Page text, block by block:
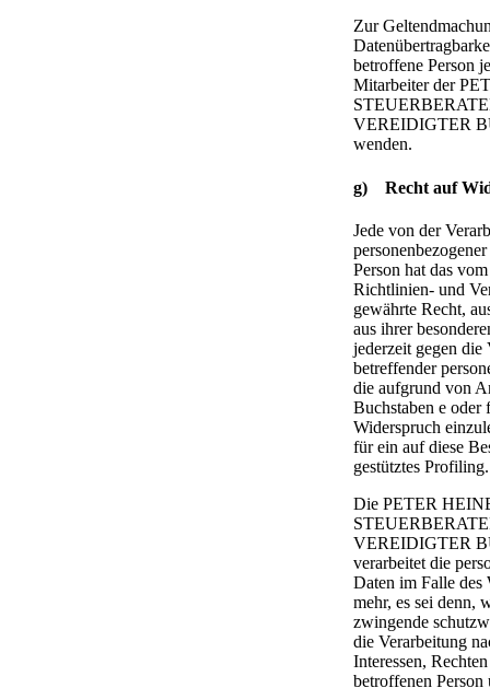
Zur
betroffene Person
Mitarbeiter der
VEREIDIGTER
wenden.
g) Recht auf
Jede von der
Person hat das
Richtlinien- und
gewährte Recht,
aus ihrer
jederzeit gegen die
betreffender
die aufgrund von
Buchstaben e
Widerspruch
für ein auf diese
gestütztes Profiling.
Die PETER
VEREIDIGTER
verarbeitet die
Daten im Falle des
mehr, es sei denn,
zwingende
die Verarbeitung
Interessen,
betroffenen